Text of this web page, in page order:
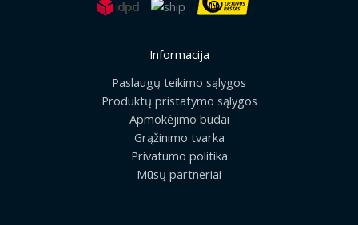
Informacija
Paslaugų teikimo sąlygos
Produktų pristatymo sąlygos
Apmokėjimo būdai
Grąžinimo tvarka
Privatumo politika
Mūsų partneriai